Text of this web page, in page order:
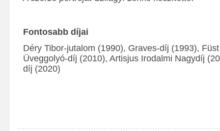
Fontosabb díjai
Déry Tibor-jutalom (1990), Graves-díj (1993),
Üveggolyó-díj (2010), Artisjus Irodalmi Nagydíj
díj (2020)